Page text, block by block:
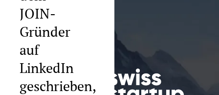
JOIN-
Gründer
auf
LinkedIn
geschrieben,